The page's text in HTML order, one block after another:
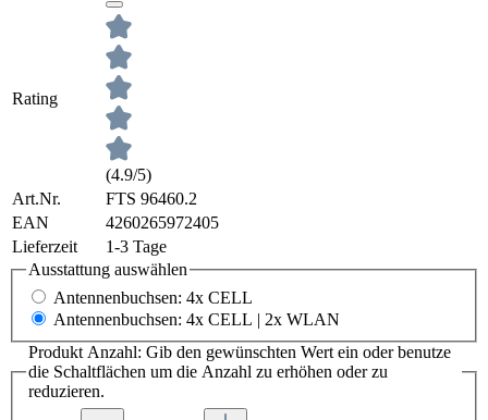
Rating
(4.9/5)
Art.Nr.
FTS 96460.2
EAN
4260265972405
Lieferzeit
1-3 Tage
Ausstattung auswählen
Antennenbuchsen: 4x CELL
Antennenbuchsen: 4x CELL | 2x WLAN
Produkt Anzahl: Gib den gewünschten Wert ein oder benutze
die Schaltflächen um die Anzahl zu erhöhen oder zu
reduzieren.